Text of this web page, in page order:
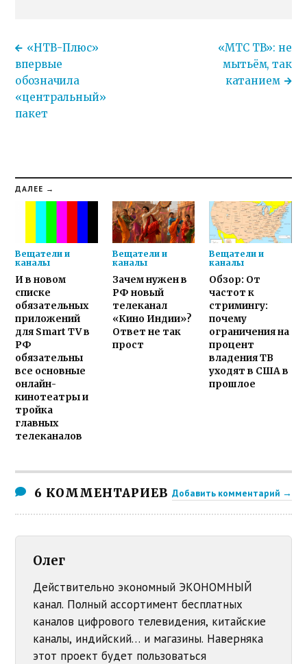
«НТВ-Плюс»
впервые
обозначила
«центральный»
пакет
«МТС ТВ»: не
мытьём, так
катанием
ДАЛЕЕ →
Вещатели и
каналы
И в новом
списке
обязательных
приложений
для Smart TV в
РФ
обязательны
все основные
онлайн-
кинотеатры и
тройка
главных
телеканалов
Вещатели и
каналы
Зачем нужен в
РФ новый
телеканал
«Кино Индии»?
Ответ не так
прост
Вещатели и
каналы
Обзор: От
частот к
стримингу:
почему
ограничения на
процент
владения ТВ
уходят в США в
прошлое
6 КОММЕНТАРИЕВ Добавить комментарий →
Олег
Действительно экономный ЭКОНОМНЫЙ
канал. Полный ассортимент бесплатных
каналов цифрового телевидения, китайские
каналы, индийский… и магазины. Наверняка
этот проект будет пользоваться